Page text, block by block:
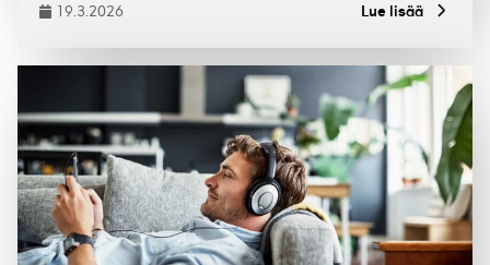
Julkaistu
19.3.2026 Lue lisää